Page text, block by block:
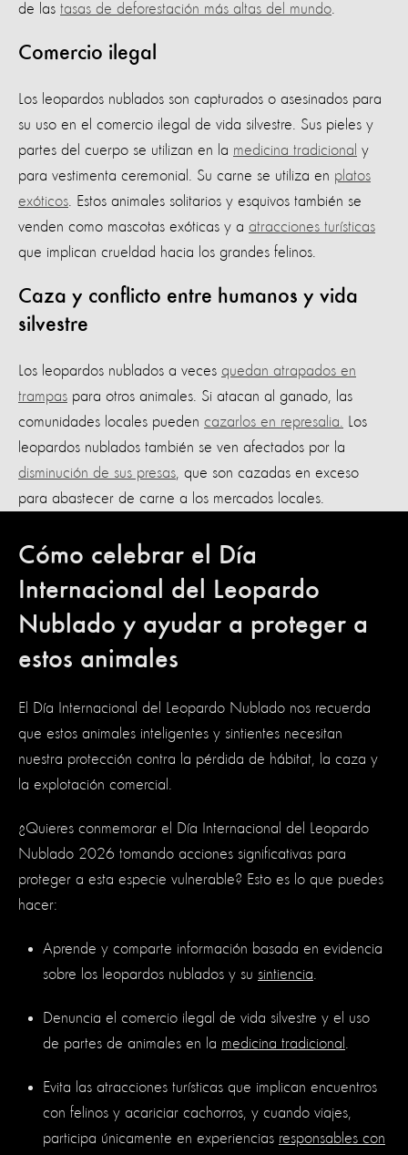
de las tasas de deforestación más altas del mundo.
Comercio ilegal
Los leopardos nublados son capturados o asesinados para
su uso en el comercio ilegal de vida silvestre. Sus pieles y
partes del cuerpo se utilizan en la medicina tradicional y
para vestimenta ceremonial. Su carne se utiliza en platos
exóticos. Estos animales solitarios y esquivos también se
venden como mascotas exóticas y a atracciones turísticas
que implican crueldad hacia los grandes felinos.
Caza y conflicto entre humanos y vida
silvestre
Los leopardos nublados a veces quedan atrapados en
trampas para otros animales. Si atacan al ganado, las
comunidades locales pueden cazarlos en represalia. Los
leopardos nublados también se ven afectados por la
disminución de sus presas, que son cazadas en exceso
para abastecer de carne a los mercados locales.
Cómo celebrar el Día
Internacional del Leopardo
Nublado y ayudar a proteger a
estos animales
El Día Internacional del Leopardo Nublado nos recuerda
que estos animales inteligentes y sintientes necesitan
nuestra protección contra la pérdida de hábitat, la caza y
la explotación comercial.
¿Quieres conmemorar el Día Internacional del Leopardo
Nublado 2026 tomando acciones significativas para
proteger a esta especie vulnerable? Esto es lo que puedes
hacer:
Aprende y comparte información basada en evidencia
sobre los leopardos nublados y su sintiencia.
Denuncia el comercio ilegal de vida silvestre y el uso
de partes de animales en la medicina tradicional .
Evita las atracciones turísticas que implican encuentros
con felinos y acariciar cachorros, y cuando viajes,
participa únicamente en experiencias responsables con